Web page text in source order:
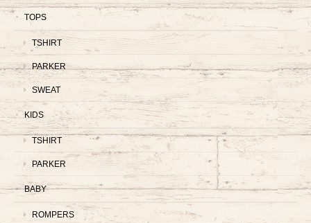
TOPS
TSHIRT
PARKER
SWEAT
KIDS
TSHIRT
PARKER
BABY
ROMPERS